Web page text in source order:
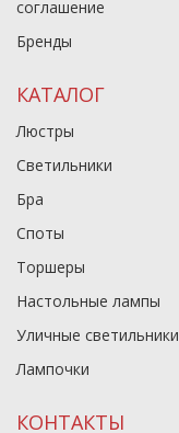
соглашение
Бренды
КАТАЛОГ
Люстры
Светильники
Бра
Споты
Торшеры
Настольные лампы
Уличные светильники
Лампочки
КОНТАКТЫ